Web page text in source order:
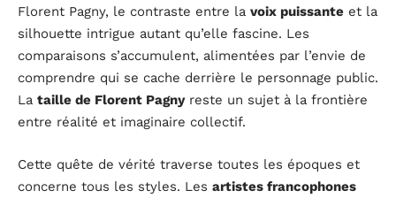
Florent Pagny, le contraste entre la voix puissante et la
silhouette intrigue autant qu’elle fascine. Les
comparaisons s’accumulent, alimentées par l’envie de
comprendre qui se cache derrière le personnage public.
La taille de Florent Pagnyreste un sujet à la frontière
entre réalité et imaginaire collectif.
Cette quête de vérité traverse toutes les époques et
concerne tous les styles. Les artistes francophones